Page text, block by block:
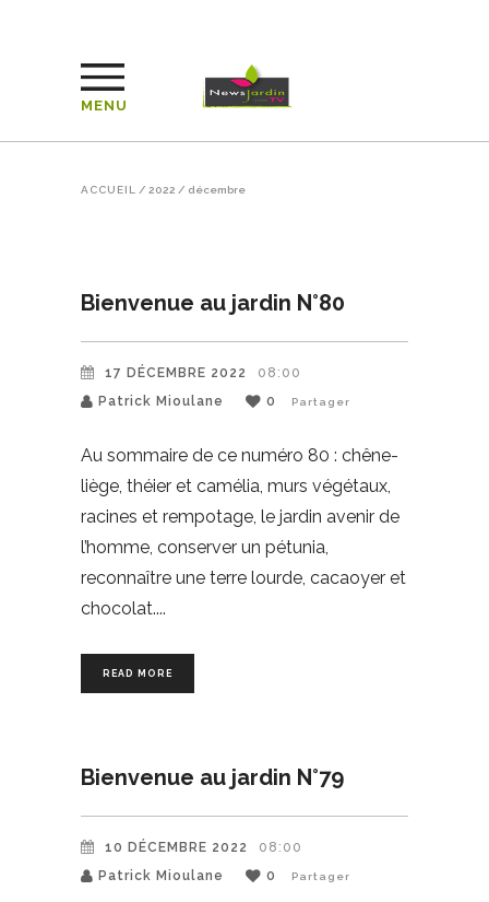
MENU
ACCUEIL / 2022 / décembre
Bienvenue au jardin N°80
17 DÉCEMBRE 2022
08:00
Patrick Mioulane
0 Partager
Au sommaire de ce numéro 80 : chêne-
liège, théier et camélia, murs végétaux,
racines et rempotage, le jardin avenir de
l’homme, conserver un pétunia,
reconnaître une terre lourde, cacaoyer et
chocolat.
READ MORE
Bienvenue au jardin N°79
10 DÉCEMBRE 2022
08:00
Patrick Mioulane
0 Partager